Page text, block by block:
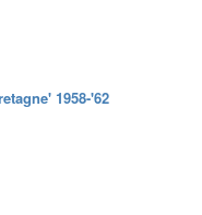
1958-'62